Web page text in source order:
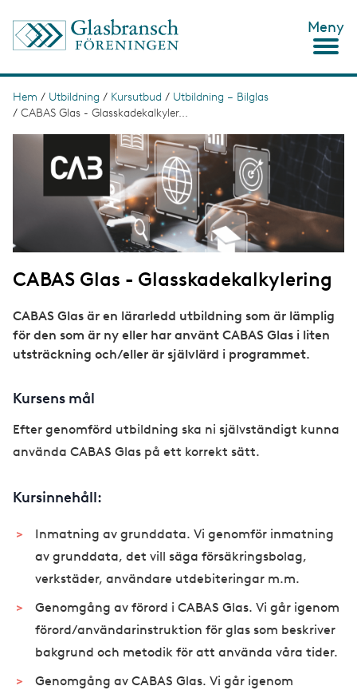
Meny
L
i
g
Hem / Utbildning / Kursutbud / Utbildning – Bilglas
/ CABAS Glas - Glasskadekalkyler...
CABAS Glas - Glasskadekalkylering
CABAS Glas är en lärarledd utbildning som är lämplig
för den som är ny eller har använt CABAS Glas i liten
utsträckning och/eller är självlärd i programmet.
Kursens mål
Efter genomförd utbildning ska ni självständigt kunna
använda CABAS Glas på ett korrekt sätt.
Kursinnehåll:
Inmatning av grunddata. Vi genomför inmatning
av grunddata, det vill säga försäkringsbolag,
verkstäder, användare utdebiteringar m.m.
Genomgång av förord i CABAS Glas. Vi går igenom
förord/användarinstruktion för glas som beskriver
bakgrund och metodik för att använda våra tider.
Genomgång av CABAS Glas. Vi går igenom